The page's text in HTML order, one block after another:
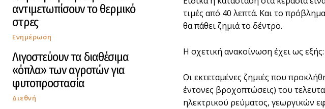
αντιμετωπίσουν το θερμικό
στρες
Ενημέρωση
Λιγοστεύουν τα διαθέσιμα
«όπλα» των αγροτών για
φυτοπροστασία
Διεθνή
τιμές από 40 λεπτά. Και το
θα πάθει ζημιά το δέντρο.
Η σχετική ανακοίνωση έχει ως εξής:
Οι εκτεταμένες ζημιές που
έντονες βροχοπτώσεις) του
ηλεκτρικού ρεύματος, γεωργικών